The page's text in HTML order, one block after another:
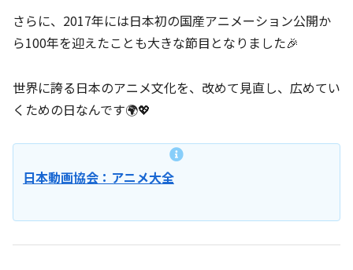
さらに、2017年には日本初の国産アニメーション公開か
ら100年を迎えたことも大きな節目となりました🎉
世界に誇る日本のアニメ文化を、改めて見直し、広めてい
くための日なんです🌍💖
日本動画協会：アニメ大全